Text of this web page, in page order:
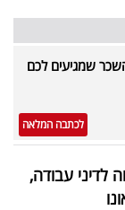
שמגיעים לכם
לכתבה המלאה
לדיני עבודה,